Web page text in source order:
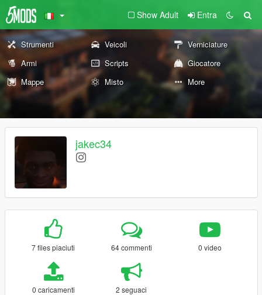
Show Adult Entra
Strumenti Veicoli
Verniciature
Armi
Scripts
Giocatore
Mappe
Misto More
jakec34
7 files piaciuti 64 commenti 0 video
0 caricamenti 2 seguaci